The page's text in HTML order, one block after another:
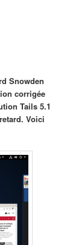
Snowden
corrigée
Tails 5.1
Voici